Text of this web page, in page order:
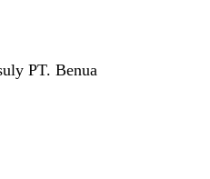
PT. Benua